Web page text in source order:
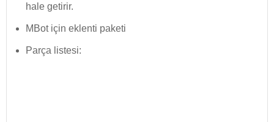
hale getirir.
MBot için eklenti paketi
Parça listesi: